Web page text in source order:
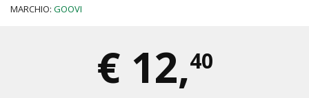
MARCHIO: GOOVI
€ 12,40